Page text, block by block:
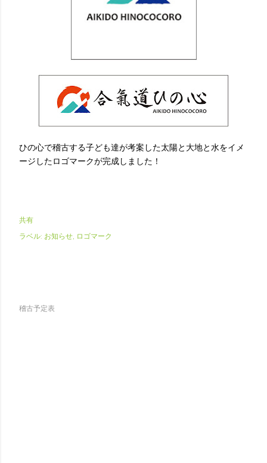
ひの心で稽古する子ども達が考案した太陽と大地と水をイメ
ージしたロゴマークが完成しました！
共有
ラベル: お知らせ ロゴマーク
稽古予定表